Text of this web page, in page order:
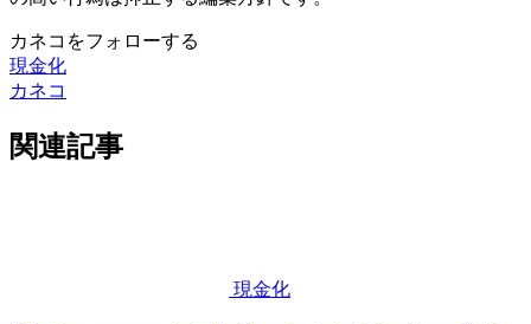
カネコをフォローする
現金化
カネコ
関連記事
現金化